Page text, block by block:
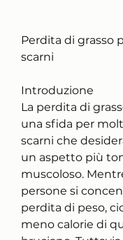
Perdita di grasso
scarni
Introduzione
La perdita di
una sfida per
scarni che
un aspetto più
muscoloso.
persone si
perdita di peso,
meno calorie di